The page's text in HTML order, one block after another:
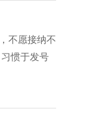
不愿接纳不
惯于发号